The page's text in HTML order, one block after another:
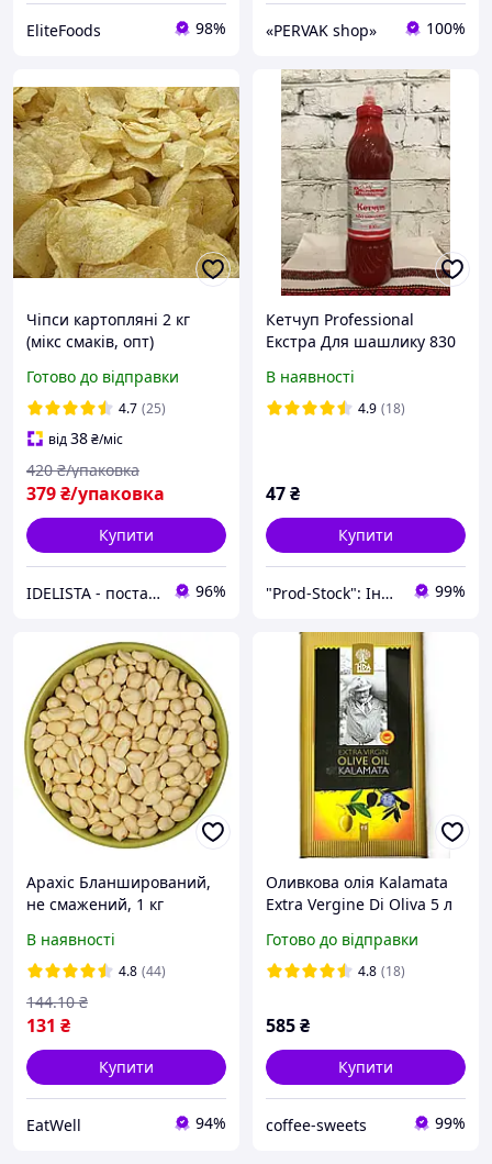
EliteFoods 98% «PERVAK shop» 100%
Чіпси картопляні 2 кг
(мікс смаків, опт)
Готово до відправки
4.7 (25)
від38₴/міс
379₴/упаковка
420 ₴/упаковка
Купити
IDELISTA - постачальник продуктів харчування 96%
Кетчуп Professional
Екстра Для шашлику 830
Насичений томатний
кетчуп для шашлику
В наявності
4.9 (18)
47₴
Купити
"Prod-Stock": Інтернет-магазин продуктів харчування та господарчих товарів 99%
Арахіс Бланширований,
не смажений, 1 кг
В наявності
4.8 (44)
131 ₴
144.10 ₴
Купити
EatWell 94%
Оливкова олія Kalamata
Extra Vergine Di Oliva 5 л
Готово до відправки
4.8 (18)
585₴
Купити
coffee-sweets 99%